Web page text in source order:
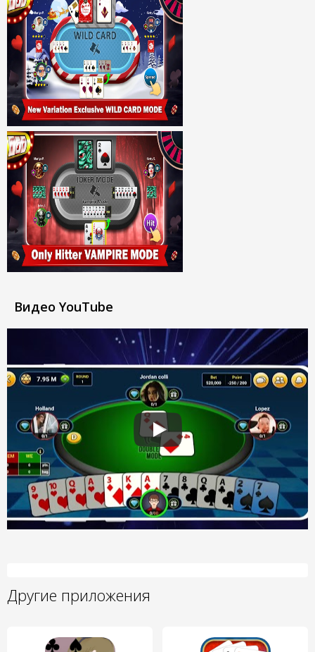
Видео YouTube
Другие приложения